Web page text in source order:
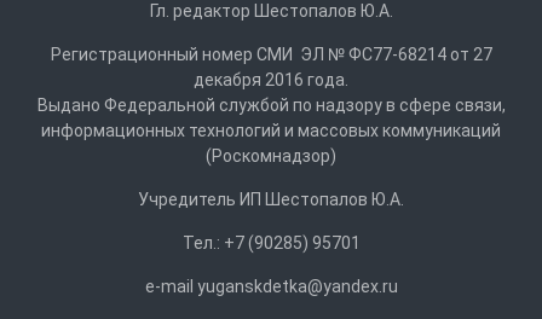
Гл. редактор Шестопалов Ю.А.
Регистрационный номер СМИ ЭЛ № ФС77-68214 от 27
декабря 2016 года.
Выдано Федеральной службой по надзору в сфере связи,
информационных технологий и массовых коммуникаций
(Роскомнадзор)
Учредитель ИП Шестопалов Ю.А.
Тел.: +7 (90285) 95701
e-mail yuganskdetka@yandex.ru